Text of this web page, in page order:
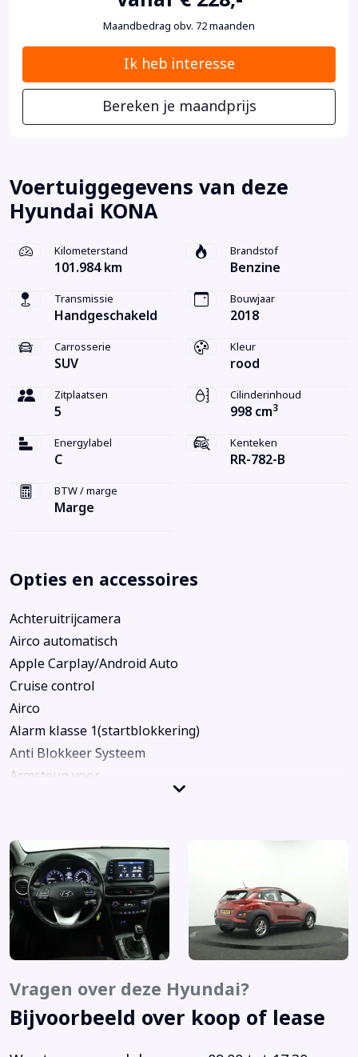
Maandbedrag obv. 72 maanden
Ik heb interesse
Bereken je maandprijs
Voertuiggegevens van deze
Hyundai KONA
Kilometerstand
101.984 km
Brandstof
Benzine
Transmissie
Handgeschakeld
Bouwjaar
2018
Carrosserie
SUV
Kleur
rood
Zitplaatsen
5
Cilinderinhoud
998 cm3
Energylabel
C
Kenteken
RR-782-B
BTW / marge
Marge
Opties en accessoires
Achteruitrijcamera
Airco automatisch
Apple Carplay/Android Auto
Cruise control
Airco
Alarm klasse 1(startblokkering)
Anti Blokkeer Systeem
Armsteun voor
Buitenspiegels elektrisch verstelbaar
Buitenspiegels verwarmbaar
Centrale vergrendeling met afstandsbediening
DAB
Dakrails
Dealer Onderhouden
Hoofd airbag(s) achter
Hoofd airbag(s) voor
Vragen over deze Hyundai?
Bijvoorbeeld over koop of lease